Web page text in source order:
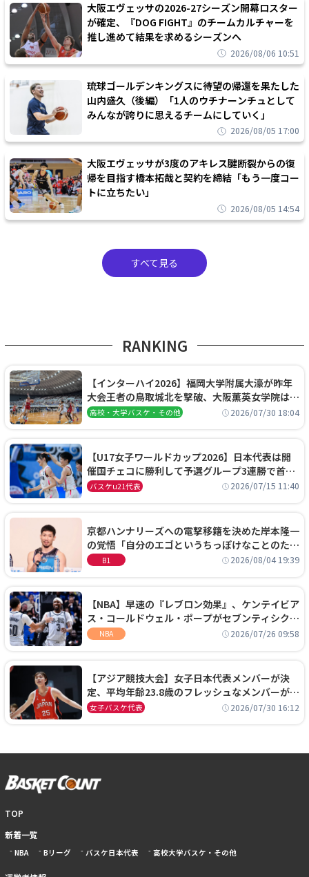
大阪エヴェッサの2026-27シーズン開幕ロスター
が確定、『DOG FIGHT』のチームカルチャーを
推し進めて結果を求めるシーズンへ
2026/08/06 10:51
琉球ゴールデンキングスに待望の帰還を果たした
山内盛久（後編）「1人のウチナーンチュとして
みんなが誇りに思えるチームにしていく」
2026/08/05 17:00
大阪エヴェッサが3度のアキレス腱断裂からの復
帰を目指す橋本拓哉と契約を締結「もう一度コー
トに立ちたい」
2026/08/05 14:54
すべて見る
RANKING
【インターハイ2026】福岡大学附属大濠が昨年
大会王者の鳥取城北を撃破、大阪薫英女学院は岐
阜女子に完勝、大会3日目試合結果
高校・大学バスケ・その他 2026/07/30 18:04
【U17女子ワールドカップ2026】日本代表は開
催国チェコに勝利して予選グループ3連勝で首位
通過！準々決勝の相手はエジプトに決定
バスケu21代表 2026/07/15 11:40
京都ハンナリーズへの電撃移籍を決めた岸本隆一
の覚悟「自分のエゴというちっぽけなことのため
に、京都に来たわけではない」
B1 2026/08/04 19:39
【NBA】早速の『レブロン効果』、ケンテイビア
ス・コールドウェル・ポープがセブンティシクサ
ーズに1年契約で加入
NBA 2026/07/26 09:58
【アジア競技大会】女子日本代表メンバーが決
定、平均年齢23.8歳のフレッシュなメンバーが日
本開催の大舞台で頂点を狙う
女子バスケ代表 2026/07/30 16:12
TOP
新着一覧
NBA Bリーグ バスケ日本代表 高校大学バスケ・その他